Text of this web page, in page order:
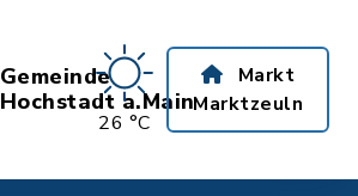
Gemeinde
Hochstadt a.Main
26 °C
Markt
Marktzeuln